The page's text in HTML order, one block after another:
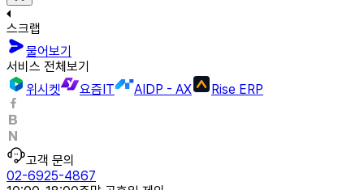
스크랩
물어보기
서비스 전체보기
위시켓
요즘IT AIDP - AX Rise ERP
고객 문의
02-6925-4867